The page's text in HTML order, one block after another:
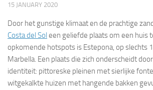
15 JANUARY 2020
Door het gunstige klimaat en de prachtige
Costa del Sol een geliefde plaats om een huis
opkomende hotspots is Estepona, op slechts
Marbella. Een plaats die zich onderscheidt
identiteit: pittoreske pleinen met sierlijke
witgekalkte huizen met hangende bakken